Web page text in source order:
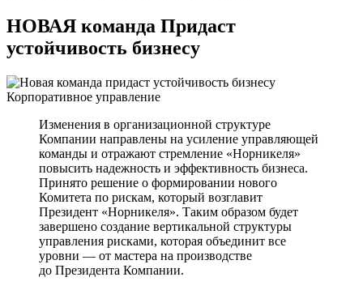
НОВАЯ команда Придаст
устойчивость бизнесу
Корпоративное управление
Изменения в организационной структуре
Компании направлены на усиление управляющей
команды и отражают стремление «Норникеля»
повысить надежность и эффективность бизнеса.
Принято решение о формировании нового
Комитета по рискам, который возглавит
Президент «Норникеля». Таким образом будет
завершено создание вертикальной структуры
управления рисками, которая объединит все
уровни — от мастера на производстве
до Президента Компании.